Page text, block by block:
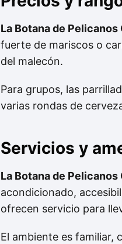
La Botana de Pelicanos
fuerte de mariscos o
del malecón.
Para grupos, las
varias rondas de
Servicios y
La Botana de Pelicanos
acondicionado,
ofrecen servicio para
El ambiente es familiar,